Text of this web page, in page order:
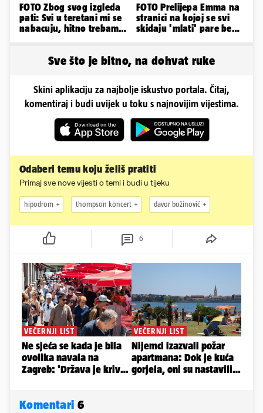
FOTO Zbog svog izgleda
pati: Svi u teretani mi se
nabacuju, hitno trebam
FOTO Prelijepa Emma na
stranici na kojoj se svi
skidaju 'mlati' pare bez
Sve što je bitno, na dohvat ruke
Skini aplikaciju za najbolje iskustvo portala. Čitaj,
komentiraj i budi uvijek u toku s najnovijim vijestima.
Odaberi temu koju želiš pratiti
Primaj sve nove vijesti o temi i budi u tijeku
hipodrom thompson koncert davor božinović
6
Komentari 6